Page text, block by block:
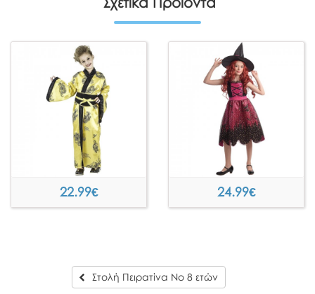
22.99€ 24.99€
Στολή Πειρατίνα Νο 8 ετών